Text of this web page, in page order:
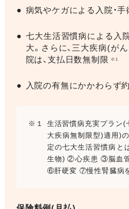
● 病気やケガによる入院・
● 七大生活習慣病による入
大。さらに、三大疾病(が
院は、支払日数無制限
※1
● 入院の有無にかかわらず
※１
生活習慣病充実プラン(
大疾病無制限型)適用)
定の七大生活習慣病と
生物) ②心疾患 ③脳血
⑥肝硬変 ⑦慢性腎臓病を